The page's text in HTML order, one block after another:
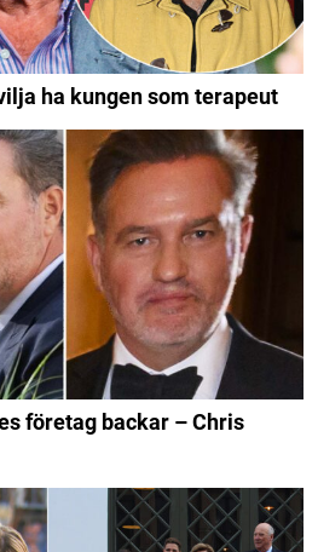
ha kungen som terapeut
företag backar – Chris